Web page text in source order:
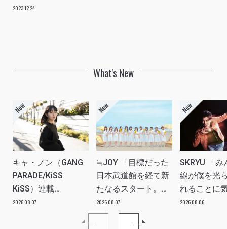
ROPPONGIワンマンライブも決定！」REPORT
2023.12.24
What's New
キャ・ノン（GANG
PARADE/KiSS
KiSS）連載
vol.113「読者からの
質問”のんちゃんはラ
2026.08.07
≒JOY 「目標だった
日本武道館を経て新
たなるスタート。
≒JOYにしかない魅
力を磨いていきた
2026.08.07
SKRYU 「み
線が僕を光
れることに
た」
2026.08.06